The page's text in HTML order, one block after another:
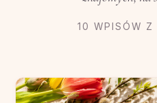
10 WPISÓW Z